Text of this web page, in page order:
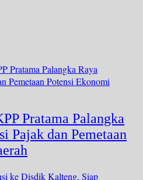
Pratama Palangka
Pajak dan Pemetaan